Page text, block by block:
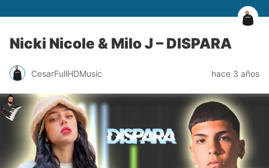
Nicki Nicole & Milo J – DISPARA
CesarFullHDMusic hace 3 años